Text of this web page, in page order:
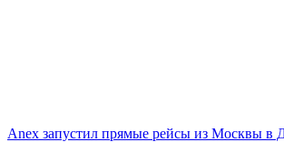
Anex запустил прямые рейсы из Москвы в